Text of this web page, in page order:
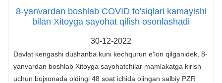
8-yanvardan boshlab COVID to'siqlari kamayishi
bilan Xitoyga sayohat qilish osonlashadi
30-12-2022
Davlat kengashi dushanba kuni kechqurun e'lon qilganidek, 8-
yanvardan boshlab Xitoyga sayohatchilar mamlakatga kirish
uchun bojxonada oldingi 48 soat ichida olingan salbiy PZR